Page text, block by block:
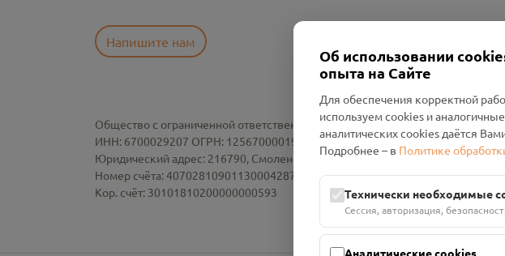
Напишите нам
Общество с ограниченной ответственностью «Смоленский Проект Помним»
ИНН: 6700029207 ОГРН: 1256700001986
Юридический адрес: 216790, Смоленская область, р-н Руднянский, г. Рудня,
Номер счёта: 40702810901130004287 в АО "АЛЬФА-БАНК"
Кор. счёт: 30101810200000000593
Об использовании
опыта на Сайте
Для обеспечения корректной
используем cookies и
аналитических cookies даётся
Подробнее – в Политике
Технически необходимые
Сессия, авторизация,
Аналитические cookies